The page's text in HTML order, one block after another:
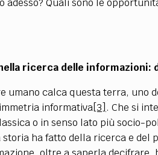
adesso? Quali sono le
ricerca delle informazioni:
umano calca questa terra, uno
informativa[3] . Che si
o in senso lato più socio-
ha fatto della ricerca e del